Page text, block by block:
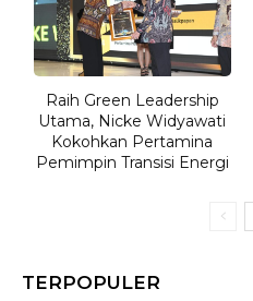
Raih Green Leadership
Utama, Nicke Widyawati
Kokohkan Pertamina
Pemimpin Transisi Energi
TERPOPULER